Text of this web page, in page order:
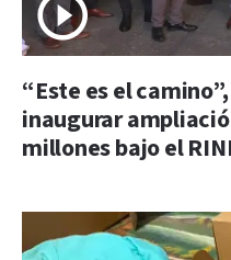
“Este es el
inaugurar
millones bajo el